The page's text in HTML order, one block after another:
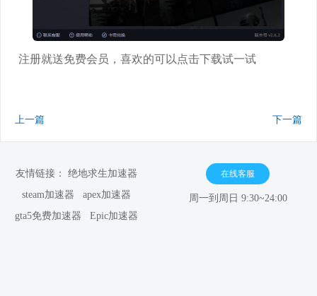
注册就送免费会员，喜欢的可以点击下载试一试
上一篇 下一篇
友情链接： 绝地求生加速器
steam加速器
apex加速器
gta5免费加速器
Epic加速器
在线客服
周一到周日 9:30~24:00